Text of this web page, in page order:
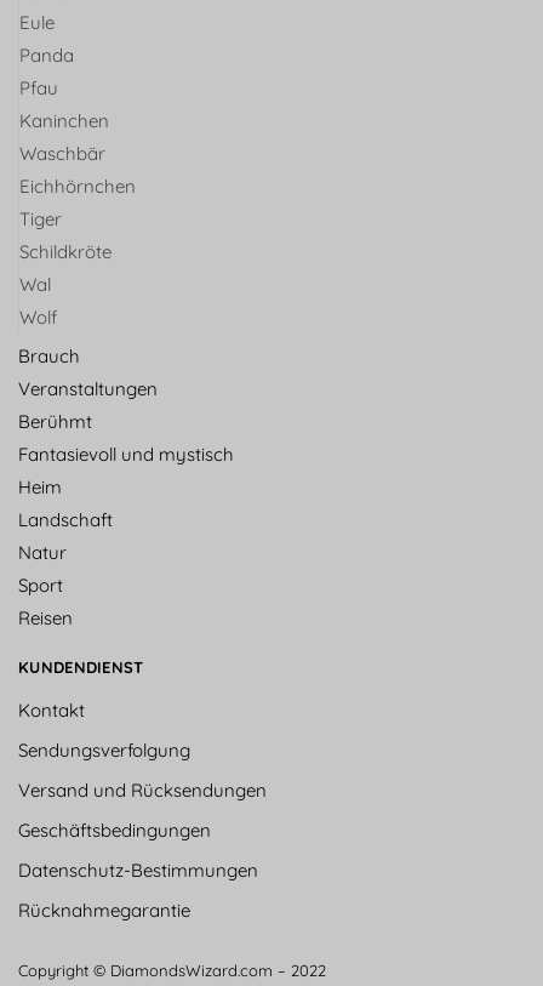
Eule
Panda
Pfau
Kaninchen
Waschbär
Eichhörnchen
Tiger
Schildkröte
Wal
Wolf
Brauch
Veranstaltungen
Berühmt
Fantasievoll und mystisch
Heim
Landschaft
Natur
Sport
Reisen
KUNDENDIENST
Kontakt
Sendungsverfolgung
Versand und Rücksendungen
Geschäftsbedingungen
Datenschutz-Bestimmungen
Rücknahmegarantie
Copyright © DiamondsWizard.com – 2022